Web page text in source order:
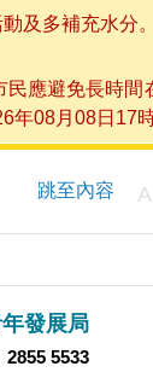
及多補充水分
應避免長時間
年08月08日17
跳至內容 A
發展局
2855 5533